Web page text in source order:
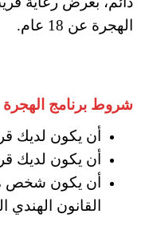
الهجرة عن 18 عام.
شروط برنامج
أن يكون لديك
أن يكون لديك
أن يكون شخص
القانون الهندي